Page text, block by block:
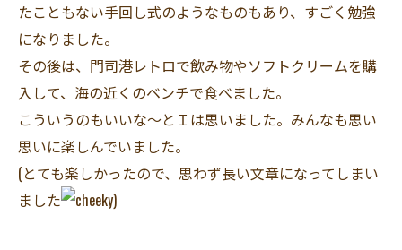
たこともない手回し式のようなものもあり、すごく勉強
になりました。
その後は、門司港レトロで飲み物やソフトクリームを購
入して、海の近くのベンチで食べました。
こういうのもいいな～とＩは思いました。みんなも思い
思いに楽しんでいました。
(とても楽しかったので、思わず長い文章になってしまい
ました
)